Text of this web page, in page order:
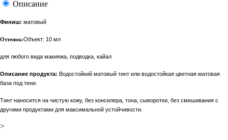
Описание
Финиш: матовый
Оттенок:Объект: 10 мл
для любого вида макияжа, подводка, кайал
Описание продукта: Водостойкий матовый тинт или водостойкая цветная матовая
база под тени.
Тинт наносится на чистую кожу, без консилера, тона, сыворотки, без смешивания с
другими продуктами для максимальной устойчивости.
>